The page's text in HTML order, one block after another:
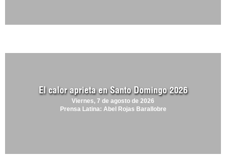
El calor aprieta en Santo Domingo 2026
Viernes, 7 de agosto de 2026
Prensa Latina: Abel Rojas Barallobre